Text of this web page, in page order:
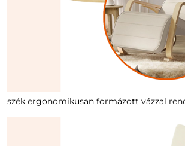
szék ergonomikusan formázott vázzal